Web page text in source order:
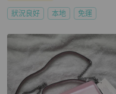
狀況良好 本地 免運